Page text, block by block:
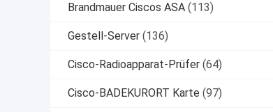
Brandmauer Ciscos ASA (113)
Gestell-Server (136)
Cisco-Radioapparat-Prüfer (64)
Cisco-BADEKURORT Karte (97)